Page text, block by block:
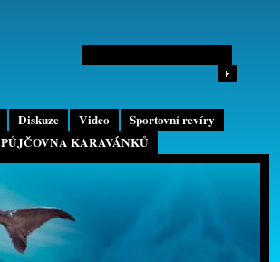
Diskuze Video
Sportovní revíry
PŮJČOVNA KARAVÁNKŮ